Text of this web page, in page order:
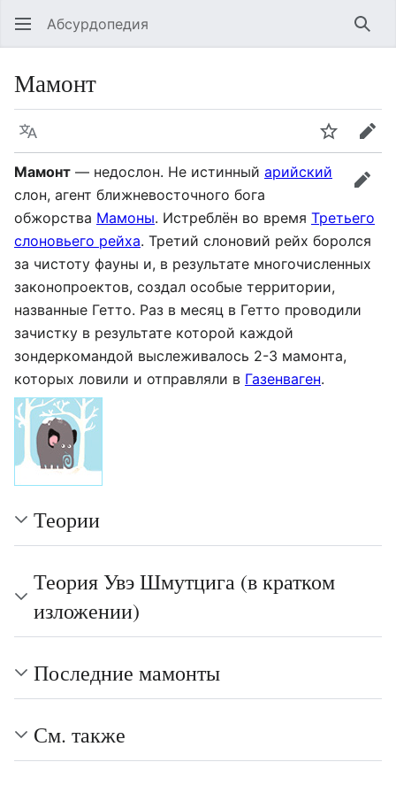
Абсурдопедия
Мамонт
Язык
Мамонт — недослон. Не истинный арийский
слон, агент ближневосточного бога
обжорства Мамоны. Истреблён во время Третьего
слоновьего рейха. Третий слоновий рейх боролся
за чистоту фауны и, в результате многочисленных
законопроектов, создал особые территории,
названные Гетто. Раз в месяц в Гетто проводили
зачистку в результате которой каждой
зондеркомандой выслеживалось 2-3 мамонта,
которых ловили и отправляли в Газенваген.
Теории
Теория Увэ Шмутцига (в кратком
изложении)
Последние мамонты
См. также